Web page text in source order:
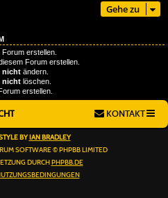
Gehe zu
erstellen.
Forum erstellen.
nicht ändern.
nicht löschen.
erstellen.
KONTAKT
BY IAN BRADLEY
SOFTWARE © PHPBB LIMITED
DURCH PHPBB.DE